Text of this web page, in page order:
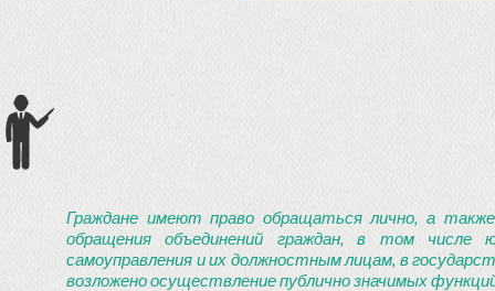
Граждане имеют право обращаться лично, а
обращения объединений граждан, в том числе
самоуправления и их должностным лицам, в
возложено осуществление публично значимых